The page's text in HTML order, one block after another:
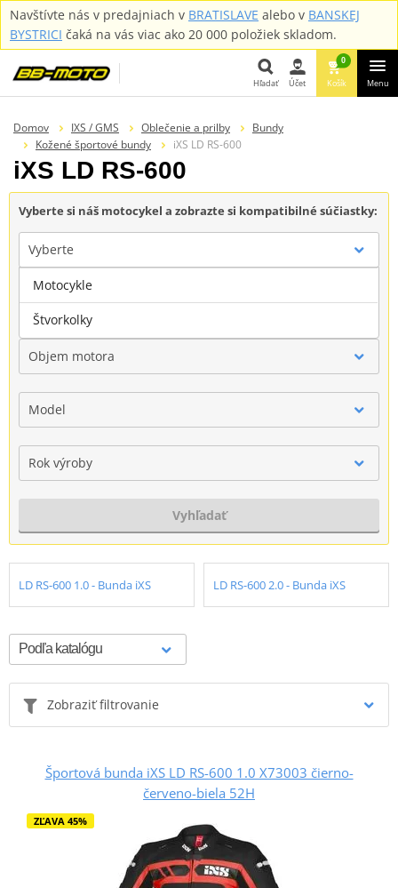
Navštívte nás v predajniach v BRATISLAVE alebo v BANSKEJ
BYSTRICI čaká na vás viac ako 20 000 položiek skladom.
Hľadať Účet
0
Košík Menu
Domov IXS / GMS Oblečenie a prilby
Bundy
Kožené športové bundy
iXS LD RS-600
iXS LD RS-600
Vyberte si náš motocykel a zobrazte si kompatibilné súčiastky:
Vyberte
Značka
Objem motora
Model
Rok výroby
Vyhľadať
LD RS-600 1.0 - Bunda iXS LD RS-600 2.0 - Bunda iXS
Zobraziť filtrovanie
Športová bunda iXS LD RS-600 1.0 X73003 čierno-
červeno-biela 52H
ZĽAVA 45%
Motocykle
Štvorkolky